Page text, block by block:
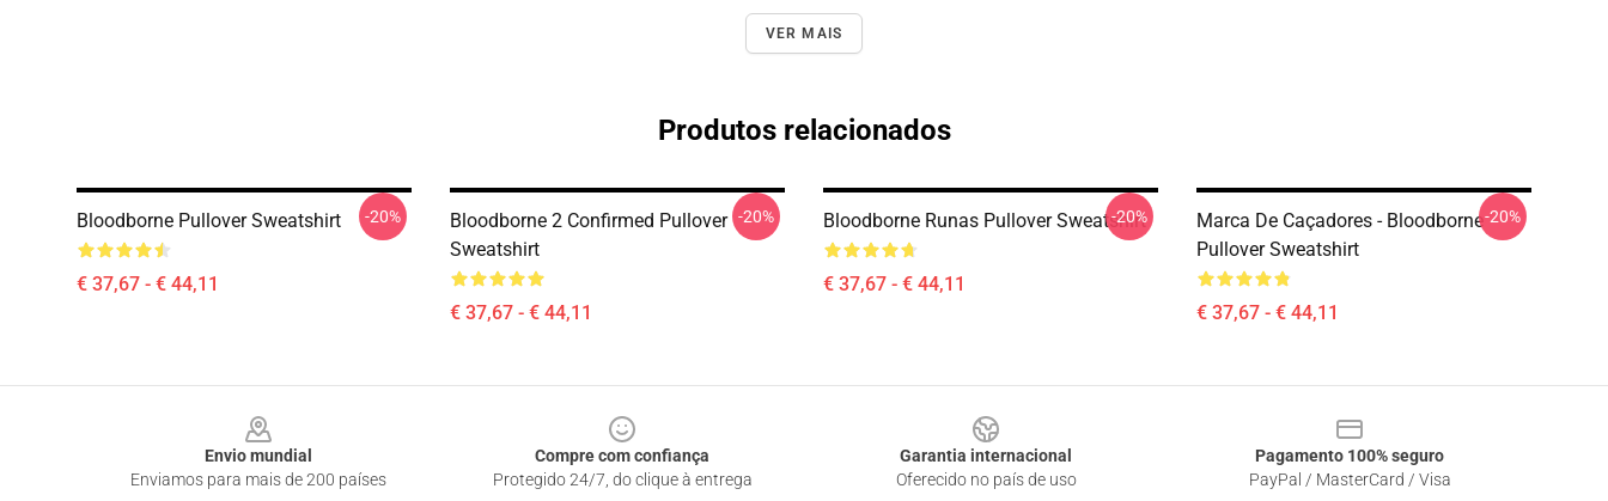
VER MAIS
Produtos relacionados
Bloodborne Pullover Sweatshirt
€ 37,67 - € 44,11
-20%
Bloodborne 2 Confirmed Pullover
Sweatshirt
€ 37,67 - € 44,11
-20% Bloodborne Runas Pullover Sweatshirt
€ 37,67 - € 44,11
-20%
Marca De Caçadores - Bloodborne
Pullover Sweatshirt
€ 37,67 - € 44,11
-20%
Envio mundial
Enviamos para mais de 200 países
Compre com confiança
Protegido 24/7, do clique à entrega
Garantia internacional
Oferecido no país de uso
Pagamento 100% seguro
PayPal / MasterCard / Visa